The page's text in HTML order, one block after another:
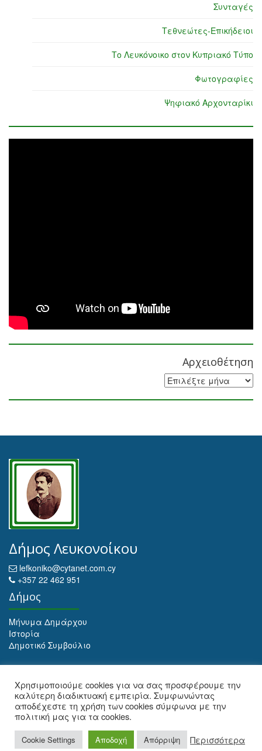
Συνταγές
Τεθνεώτες-Επικήδειοι
Το Λευκόνοικο στον Κυπριακό Τύπο
Φωτογραφίες
Ψηφιακό Αρχονταρίκι
Αρχειοθέτηση
Αρχειοθέτηση
Δήμος Λευκονοίκου
lefkoniko@cytanet.com.cy
+357 22 462 951
Δήμος
Μήνυμα Δημάρχου
Ιστορία
Δημοτικό Συμβούλιο
Αρχειοθέτηση
Web Design and Development by Maria Ioulianou
Χρησιμοποιούμε cookies για να σας προσφέρουμε την
καλύτερη διαδικτυακή εμπειρία. Συμφωνώντας
αποδέχεστε τη χρήση των cookies σύμφωνα με την
πολιτική μας για τα cookies.
Cookie Settings Αποδοχή Απόρριψη Περισσότερα